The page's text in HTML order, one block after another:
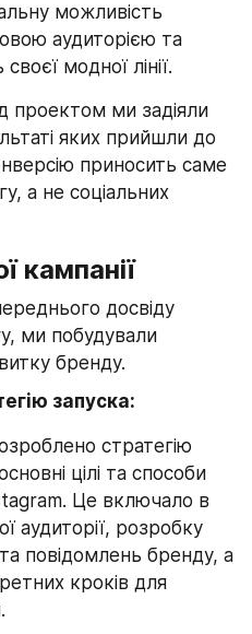
можливість
аудиторією та
модної лінії.
проектом ми задіяли
яких прийшли до
приносить саме
а не соціальних
кампанії
досвіду
ми побудували
бренду.
запуска:
стратегію
цілі та способи
Це включало в
аудиторії, розробку
повідомлень бренду, а
кроків для